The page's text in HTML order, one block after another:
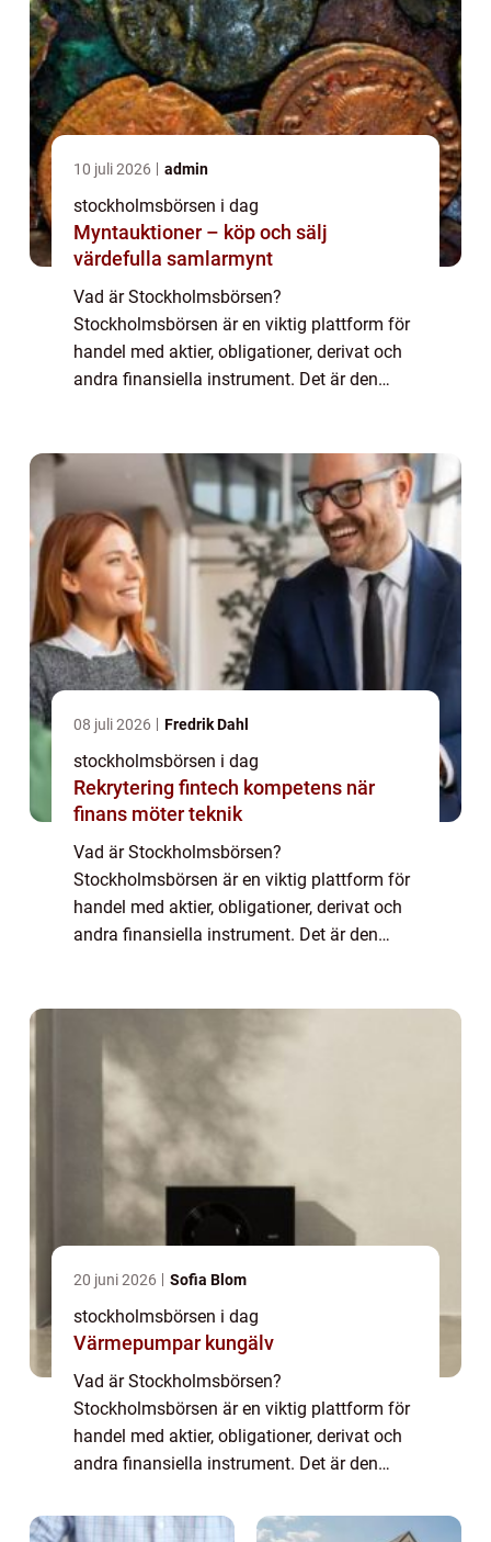
10 juli 2026 admin
stockholmsbörsen i dag
Myntauktioner – köp och sälj
värdefulla samlarmynt
Vad är Stockholmsbörsen?
Stockholmsbörsen är en viktig plattform för
handel med aktier, obligationer, derivat och
andra finansiella instrument. Det är den
företag att...
08 juli 2026 Fredrik Dahl
stockholmsbörsen i dag
Rekrytering fintech kompetens när
finans möter teknik
Vad är Stockholmsbörsen?
Stockholmsbörsen är en viktig plattform för
handel med aktier, obligationer, derivat och
andra finansiella instrument. Det är den
20 juni 2026 Sofia Blom
stockholmsbörsen i dag
Värmepumpar kungälv
Vad är Stockholmsbörsen?
Stockholmsbörsen är en viktig plattform för
handel med aktier, obligationer, derivat och
andra finansiella instrument. Det är den
möjligheter till både privatpersoner och